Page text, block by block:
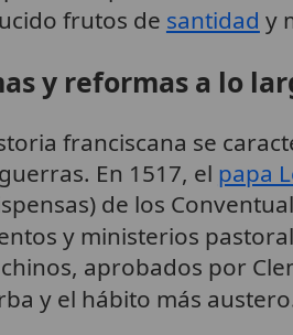
frutos de santidad y
y reformas a lo
franciscana se
En 1517, el papa
de los
y ministerios
aprobados por
y el hábito más